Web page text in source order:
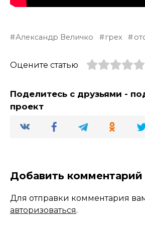
Александр Величко грех
Оцените статью
Поделитесь с друзьями -
проект
Добавить комментарий
Для отправки комментария
авторизоваться.